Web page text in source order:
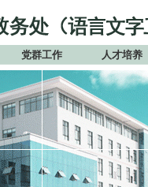
党群工作 人才培养